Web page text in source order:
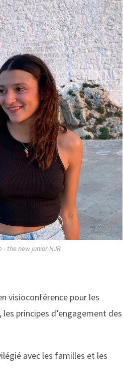
- the new junior NJR
visioconférence pour les
principes d’engagement des
avec les familles et les